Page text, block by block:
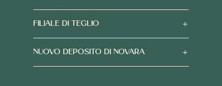
FILIALE DI TEGLIO
NUOVO DEPOSITO DI NOVARA